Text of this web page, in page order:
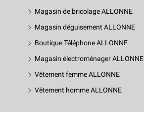
Magasin de bricolage ALLONNE
Magasin déguisement ALLONNE
Boutique Téléphone ALLONNE
Magasin électroménager ALLONNE
Vêtement femme ALLONNE
Vêtement homme ALLONNE